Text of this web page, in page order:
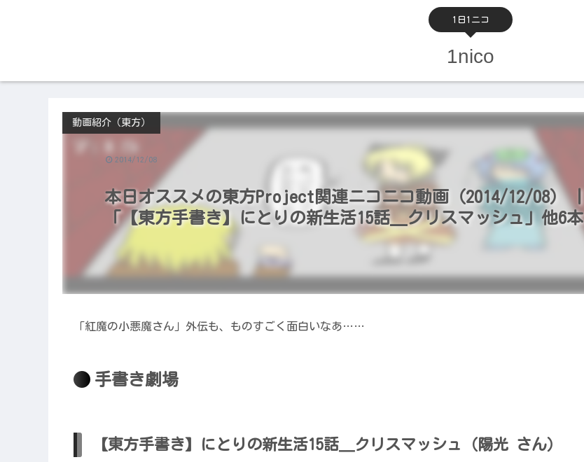
1日1ニコ
1nico
本日オススメの東方Project関連ニコニコ動画（2014/12/08） |
「【東方手書き】にとりの新生活15話＿クリスマッシュ」他6本
動画紹介（東方）
2014/12/08
「紅魔の小悪魔さん」外伝も、ものすごく面白いなあ……
手書き劇場
【東方手書き】にとりの新生活15話＿クリスマッシュ（陽光 さん）